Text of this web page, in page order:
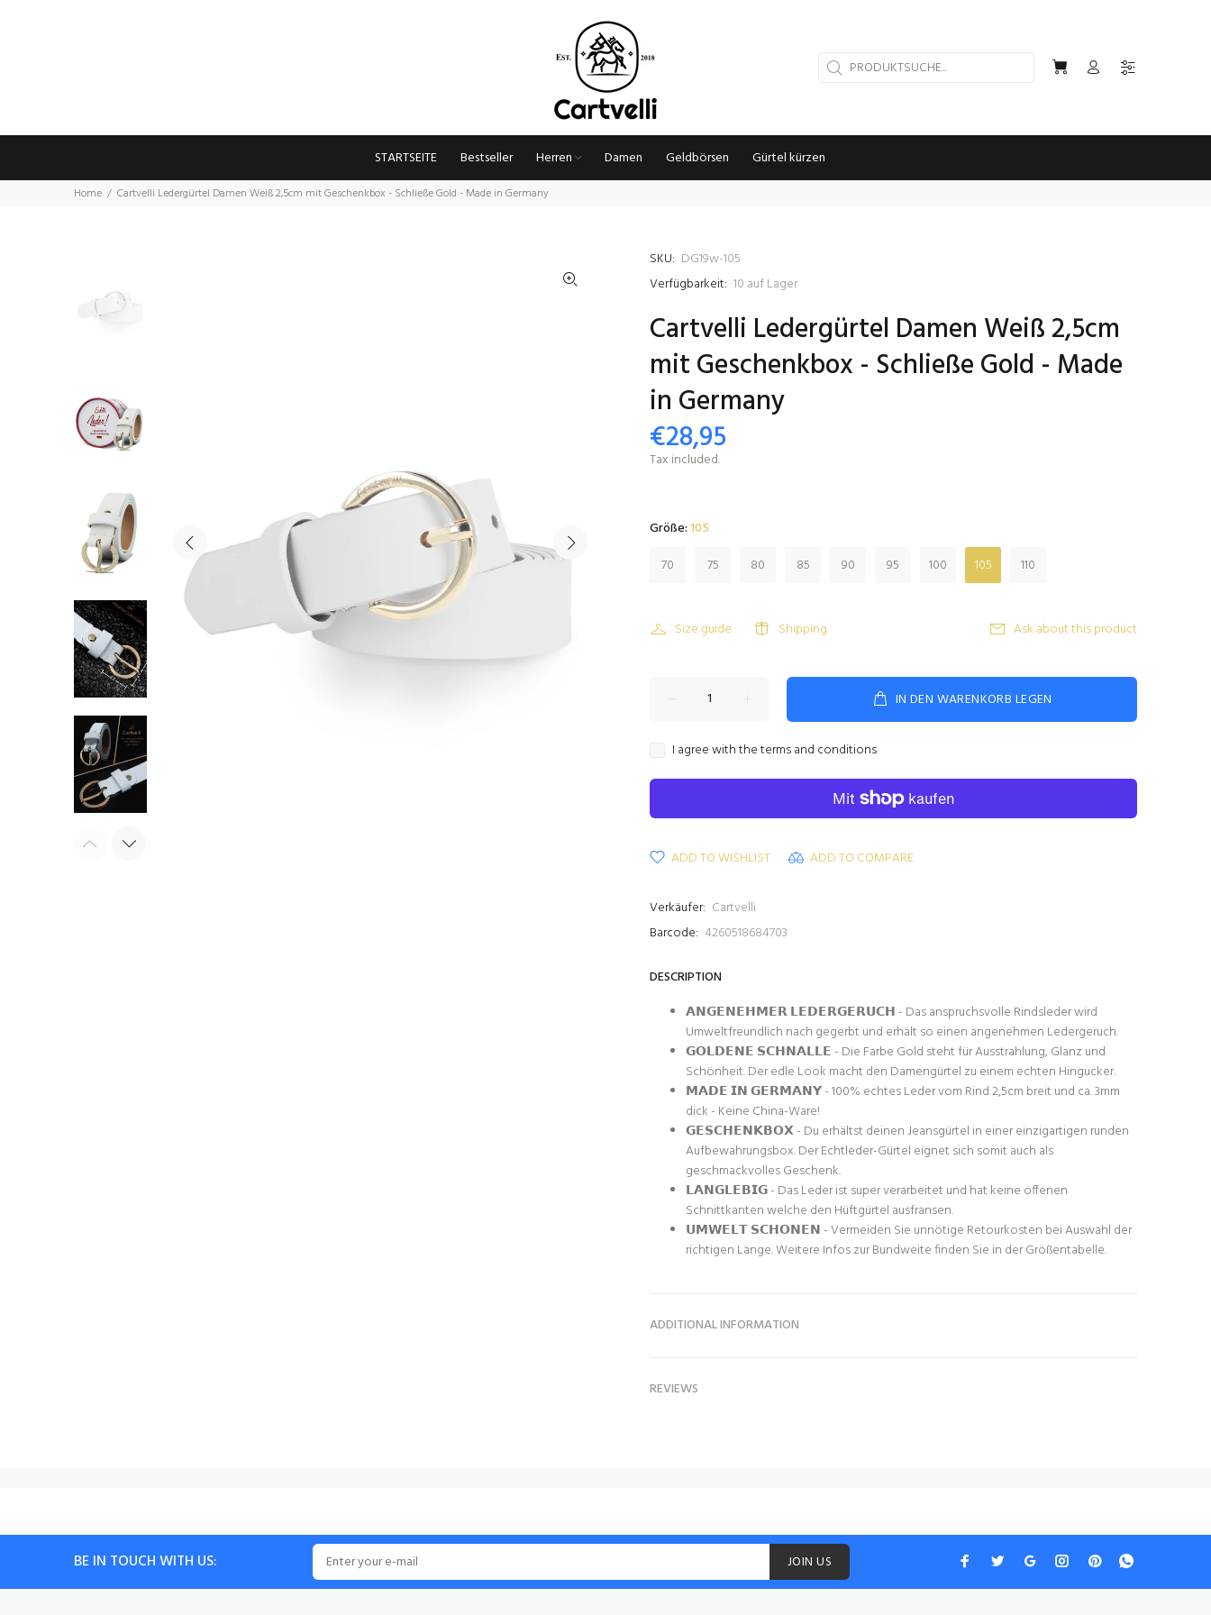
STARTSEITE Bestseller Herren Damen Geldbörsen Gürtel kürzen
Home Cartvelli Ledergürtel Damen Weiß 2,5cm mit Geschenkbox - Schließe Gold - Made in Germany
SKU: DG19w-105
Verfügbarkeit: 10 auf Lager
Cartvelli Ledergürtel Damen Weiß 2,5cm
mit Geschenkbox - Schließe Gold - Made
in Germany
€28,95
Tax included.
Größe:105
70
75 80 85 90 95 100 105 110
Size guide Shipping Ask about this product
IN DEN WARENKORB LEGEN
I agree with the terms and conditions
ADD TO WISHLIST ADD TO COMPARE
Verkäufer: Cartvelli
Barcode: 4260518684703
DESCRIPTION
𝗔𝗡𝗚𝗘𝗡𝗘𝗛𝗠𝗘𝗥 𝗟𝗘𝗗𝗘𝗥𝗚𝗘𝗥𝗨𝗖𝗛 - Das anspruchsvolle Rindsleder wird
Umweltfreundlich nach gegerbt und erhält so einen angenehmen Ledergeruch.
𝗚𝗢𝗟𝗗𝗘𝗡𝗘 𝗦𝗖𝗛𝗡𝗔𝗟𝗟𝗘 - Die Farbe Gold steht für Ausstrahlung, Glanz und
Schönheit. Der edle Look macht den Damengürtel zu einem echten Hingucker.
𝗠𝗔𝗗𝗘 𝗜𝗡 𝗚𝗘𝗥𝗠𝗔𝗡𝗬 - 100% echtes Leder vom Rind 2,5cm breit und ca. 3mm
dick - Keine China-Ware!
𝗚𝗘𝗦𝗖𝗛𝗘𝗡𝗞𝗕𝗢𝗫 - Du erhältst deinen Jeansgürtel in einer einzigartigen runden
Aufbewahrungsbox. Der Echtleder-Gürtel eignet sich somit auch als
geschmackvolles Geschenk.
𝗟𝗔𝗡𝗚𝗟𝗘𝗕𝗜𝗚 - Das Leder ist super verarbeitet und hat keine offenen
Schnittkanten welche den Hüftgürtel ausfransen.
𝗨𝗠𝗪𝗘𝗟𝗧 𝗦𝗖𝗛𝗢𝗡𝗘𝗡 - Vermeiden Sie unnötige Retourkosten bei Auswahl der
richtigen Länge. Weitere Infos zur Bundweite finden Sie in der Größentabelle.
ADDITIONAL INFORMATION
REVIEWS
BE IN TOUCH WITH US: JOIN US